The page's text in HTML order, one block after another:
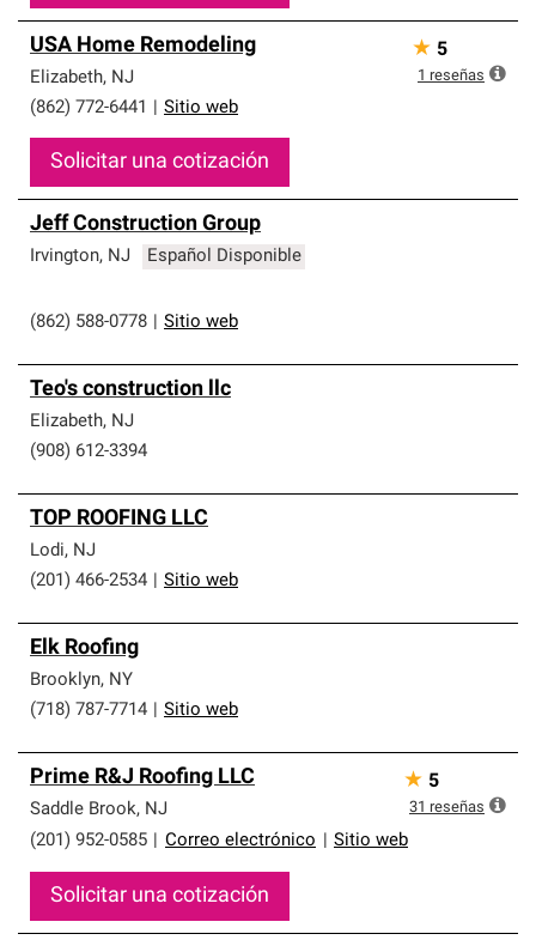
USA Home Remodeling
Elizabeth, NJ
(862) 772-6441
Sitio web
Solicitar una cotización
★ 5
1 reseñas
Jeff Construction Group
Irvington, NJ Español Disponible
(862) 588-0778 Sitio web
Teo's construction llc
Elizabeth, NJ
(908) 612-3394
TOP ROOFING LLC
Lodi, NJ
(201) 466-2534
Sitio web
Elk Roofing
Brooklyn, NY
(718) 787-7714
Sitio web
Prime R&J Roofing LLC
Saddle Brook, NJ
(201) 952-0585
Correo electrónico Sitio web
Solicitar una cotización
★ 5
31 reseñas